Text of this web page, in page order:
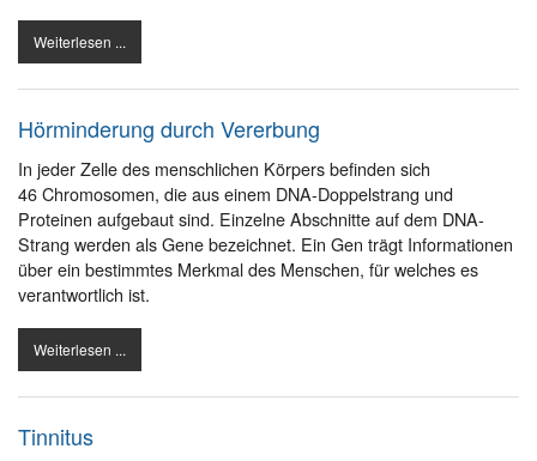
Weiterlesen ...
Hörminderung durch Vererbung
In jeder Zelle des menschlichen Körpers befinden sich
46 Chromosomen, die aus einem DNA-Doppelstrang und
Proteinen aufgebaut sind. Einzelne Abschnitte auf dem DNA-
Strang werden als Gene bezeichnet. Ein Gen trägt Informationen
über ein bestimmtes Merkmal des Menschen, für welches es
verantwortlich ist.
Weiterlesen ...
Tinnitus